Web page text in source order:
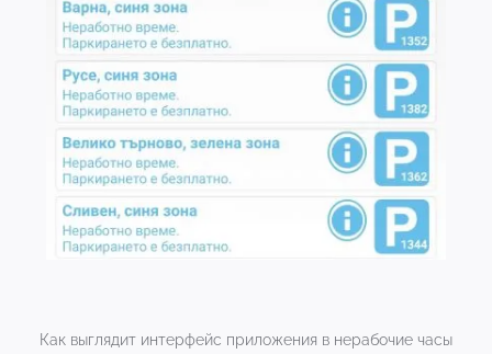
Как выглядит интерфейс приложения в нерабочие часы